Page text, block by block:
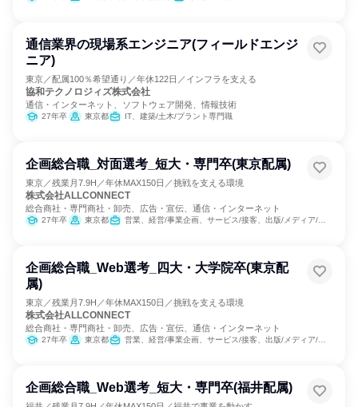
通信業界の現場系エンジニア(フィールドエンジ
ニア)
東京／配属100％希望通り／年休122日／インフラを支える
協和テクノロジィズ株式会社
通信・インターネット、ソフトウェア開発、情報技術
27年卒 東京都 IT、建築/土木/プラント専門職
企画総合職_対面選考_短大・専門卒(東京配属)
東京／残業月7.9H／年休MAX150日／挑戦を支える環境
株式会社ALLCONNECT
総合商社・専門商社・卸売、広告・宣伝、通信・インターネット
27年卒 東京都 営業、経営/事業企画、サービス/接客、出版/メディア/芸能/エンタメ専門職、マーケティング・広告・宣伝、カスタマーサクセス、カスタマーサポート/コールセンター
企画総合職_Web選考_四大・大学院卒(東京配
属)
東京／残業月7.9H／年休MAX150日／挑戦を支える環境
株式会社ALLCONNECT
総合商社・専門商社・卸売、広告・宣伝、通信・インターネット
27年卒 東京都 営業、経営/事業企画、サービス/接客、出版/メディア/芸能/エンタメ専門職、マーケティング・広告・宣伝、カスタマーサクセス、カスタマーサポート/コールセンター
企画総合職_Web選考_短大・専門卒(福井配属)